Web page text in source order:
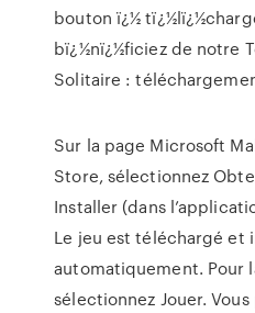
bouton ï¿½
bï¿½nï¿½ficiez de notre
Solitaire :
Sur la page Microsoft
Store, sélectionnez
Installer (dans
Le jeu est téléchargé et
automatiquement. Pour
sélectionnez Jouer.